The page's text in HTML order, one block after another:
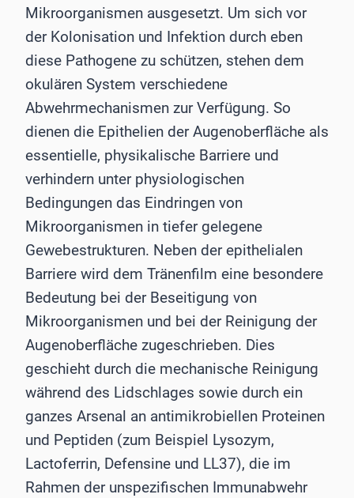
Mikroorganismen ausgesetzt. Um sich vor
der Kolonisation und Infektion durch eben
diese Pathogene zu schützen, stehen dem
okulären System verschiedene
Abwehrmechanismen zur Verfügung. So
dienen die Epithelien der Augenoberfläche als
essentielle, physikalische Barriere und
verhindern unter physiologischen
Bedingungen das Eindringen von
Mikroorganismen in tiefer gelegene
Gewebestrukturen. Neben der epithelialen
Barriere wird dem Tränenfilm eine besondere
Bedeutung bei der Beseitigung von
Mikroorganismen und bei der Reinigung der
Augenoberfläche zugeschrieben. Dies
geschieht durch die mechanische Reinigung
während des Lidschlages sowie durch ein
ganzes Arsenal an antimikrobiellen Proteinen
und Peptiden (zum Beispiel Lysozym,
Lactoferrin, Defensine und LL37), die im
Rahmen der unspezifischen Immunabwehr